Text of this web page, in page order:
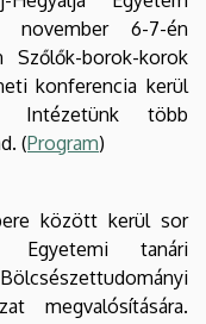
november 6-7-én
Szőlők-borok-korok
konferencia kerül
Intézetünk több
(Program)
között kerül sor
Egyetemi tanári
megvalósítására.